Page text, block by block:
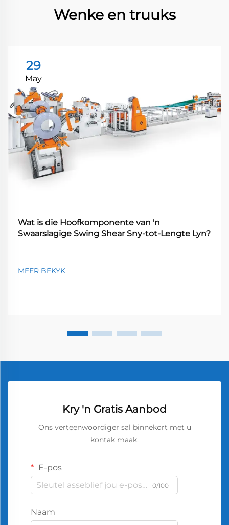
Wenke en truuks
29
May
Wat is die Hoofkomponente van 'n
Swaarslagige Swing Shear Sny-tot-Lengte Lyn?
MEER BEKYK
Kry 'n Gratis Aanbod
Ons verteenwoordiger sal binnekort met u
kontak maak.
E-pos
0/100
Naam